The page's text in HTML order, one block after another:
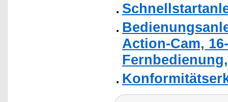
Action-Cam,